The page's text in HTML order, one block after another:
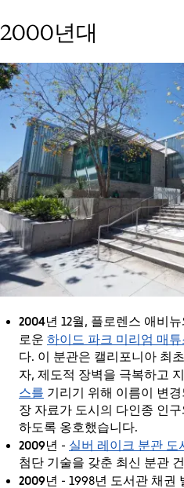
2000년대
2004년 12월, 플로렌스 애비
로운 하이드 파크 미리엄 매
다. 이 분관은 캘리포니아 최
자, 제도적 장벽을 극복하고
스를 기리기 위해 이름이 변
장 자료가 도시의 다인종 인
하도록 옹호했습니다.
2009년 - 실버 레이크 분관 도
첨단 기술을 갖춘 최신 분관
2009년 - 1998년 도서관 채권